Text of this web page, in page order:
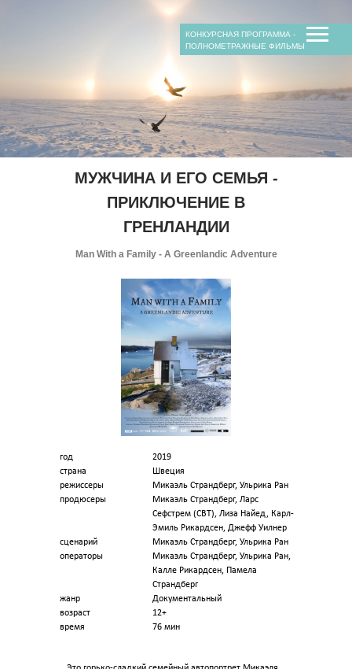
КОНКУРСНАЯ ПРОГРАММА -
ПОЛНОМЕТРАЖНЫЕ ФИЛЬМЫ
операторы
возраст
время
продюсеры
год
страна
режиссеры
продюсеры
сценарий
операторы
жанр
возраст
время
сопродюсеры
2019
Швеция
Микаэль Страндберг, Ульрика Ран
Микаэль Страндберг, Ларс
Сефстрем (СВТ), Лиза Найед, Карл-
Эмиль Рикардсен, Джефф Уилнер
Микаэль Страндберг, Ульрика Ран
Микаэль Страндберг, Ульрика Ран,
Калле Рикардсен, Памела
Страндберг
Документальный
12+
76 мин
МУЖЧИНА И ЕГО СЕМЬЯ -
ПРИКЛЮЧЕНИЕ В
ГРЕНЛАНДИИ
Man With a Family - A Greenlandic Adventure